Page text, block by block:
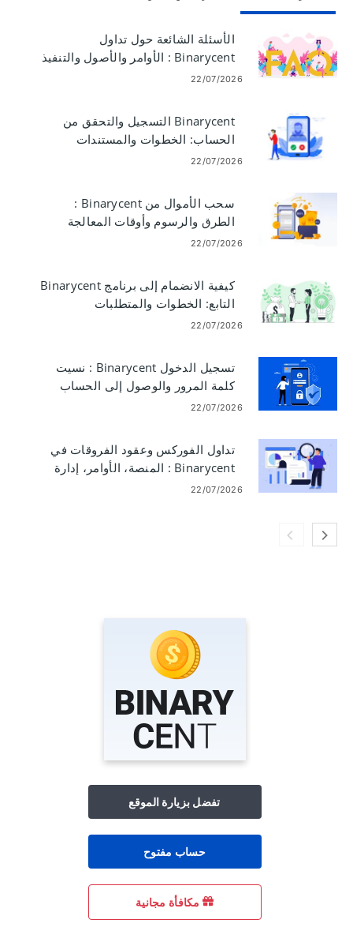
الأسئلة الشائعة حول تداول
Binarycent : الأوامر والأصول والتنفيذ
والمخاطر
22/07/2026
Binarycent التسجيل والتحقق من
الحساب: الخطوات والمستندات
والتوقيت
22/07/2026
سحب الأموال من Binarycent :
الطرق والرسوم وأوقات المعالجة
22/07/2026
كيفية الانضمام إلى برنامج Binarycent
التابع: الخطوات والمتطلبات
22/07/2026
تسجيل الدخول Binarycent : نسيت
كلمة المرور والوصول إلى الحساب
22/07/2026
تداول الفوركس وعقود الفروقات في
Binarycent : المنصة، الأوامر، إدارة
المخاطر
22/07/2026
تفضل بزيارة الموقع
حساب مفتوح
مكافأة مجانية